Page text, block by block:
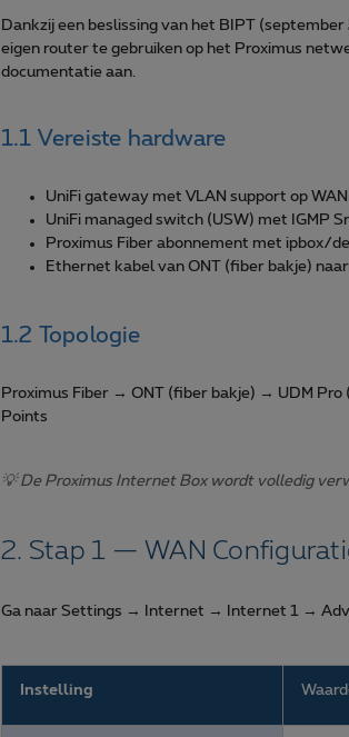
Dankzij een beslissing van het BIPT
eigen router te gebruiken op het Proximus
documentatie aan.
1.1 Vereiste hardware
UniFi gateway met VLAN support op WAN
UniFi managed switch (USW) met IGMP
Proximus Fiber abonnement met ipbox/
Ethernet kabel van ONT (fiber bakje)
1.2 Topologie
Proximus Fiber → ONT (fiber bakje) → UDM
Points
💡 De Proximus Internet Box wordt volledig
2. Stap 1 — WAN
Ga naar Settings → Internet → Internet 1 →
Instelling